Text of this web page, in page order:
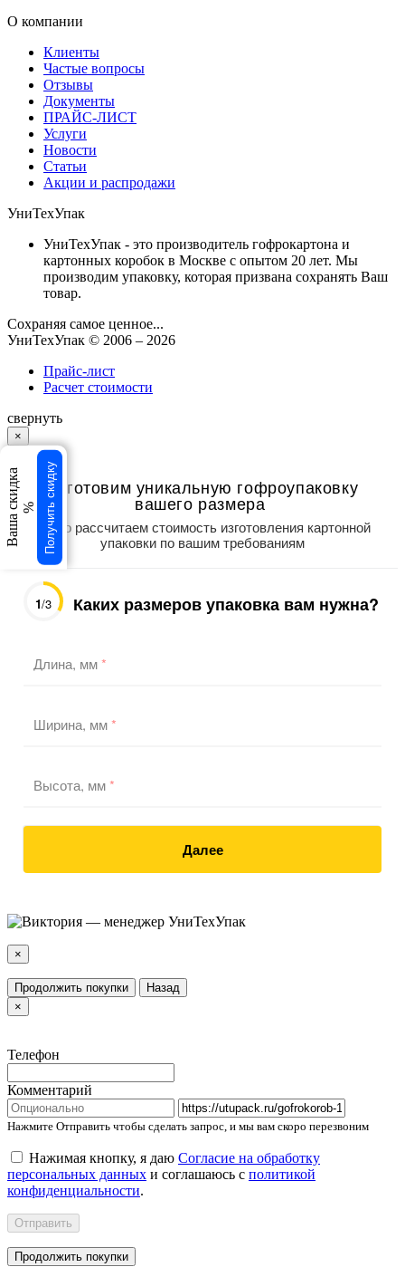
О компании
Клиенты
Частые вопросы
Отзывы
Документы
ПРАЙС-ЛИСТ
Услуги
Новости
Статьи
Акции и распродажи
УниТехУпак
УниТехУпак - это производитель гофрокартона и
картонных коробок в Москве с опытом 20 лет. Мы
производим упаковку, которая призвана сохранять Ваш
товар.
Сохраняя самое ценное...
УниТехУпак © 2006 – 2026
Прайс-лист
Расчет стоимости
свернуть
×
Изготовим уникальную гофроупаковку
вашего размера
Точно рассчитаем стоимость изготовления картонной
упаковки по вашим требованиям
1/3 Каких размеров упаковка вам нужна?
Длина, мм*
Ширина, мм*
Высота, мм*
Далее
×
Продолжить покупки
Назад
×
Телефон
Комментарий
Нажмите Отправить чтобы сделать запрос, и мы вам скоро перезвоним
Нажимая кнопку, я даю Согласие на обработку
персональных данных и соглашаюсь с политикой
конфиденциальности.
Отправить
Продолжить покупки
Ваша скидка % Получить скидку